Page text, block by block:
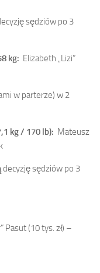
sędziów po 3
kg: Elizabeth „Lizi”
w parterze) w 2
kg / 170 lb): Mateusz
decyzję sędziów po 3
Pasut (10 tys. zł) –